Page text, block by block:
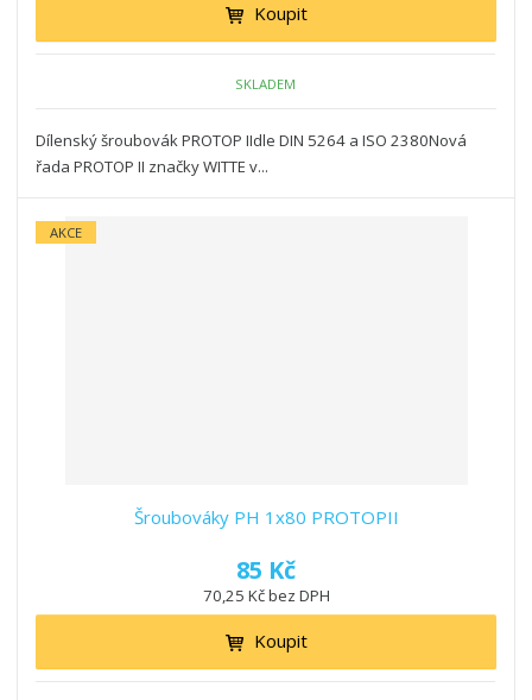
Koupit
SKLADEM
Dílenský šroubovák PROTOP IIdle DIN 5264 a ISO 2380Nová
řada PROTOP II značky WITTE v...
AKCE
Šroubováky PH 1x80 PROTOPII
85 Kč
70,25 Kč bez DPH
Koupit